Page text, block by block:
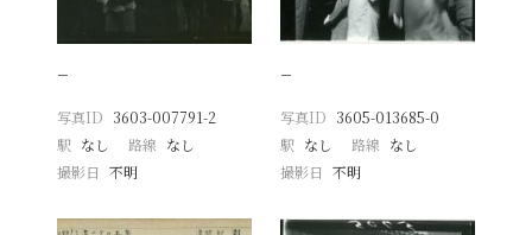
−
写真ID 3603-007791-2
駅 なし 路線 なし
撮影日
不明
−
写真ID 3605-013685-0
駅 なし 路線 なし
撮影日 不明